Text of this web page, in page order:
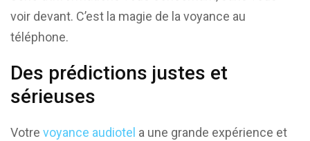
voir devant. C’est la magie de la voyance au
téléphone.
Des prédictions justes et
sérieuses
Votre voyance audiotel a une grande expérience et